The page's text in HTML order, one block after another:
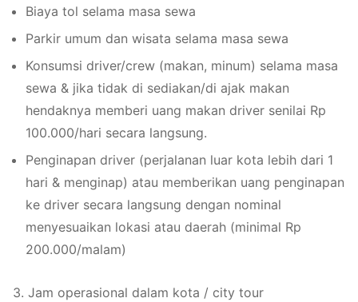
Biaya tol selama masa sewa
Parkir umum dan wisata selama masa sewa
Konsumsi driver/crew (makan, minum) selama masa
sewa & jika tidak di sediakan/di ajak makan
hendaknya memberi uang makan driver senilai Rp
100.000/hari secara langsung.
Penginapan driver (perjalanan luar kota lebih dari 1
hari & menginap) atau memberikan uang penginapan
ke driver secara langsung dengan nominal
menyesuaikan lokasi atau daerah (minimal Rp
200.000/malam)
3. Jam operasional dalam kota / city tour